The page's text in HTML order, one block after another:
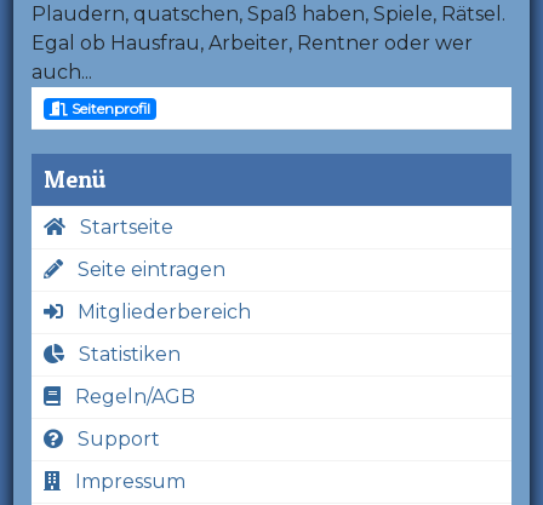
Plaudern, quatschen, Spaß haben, Spiele, Rätsel.
Egal ob Hausfrau, Arbeiter, Rentner oder wer
auch...
Seitenprofil
Menü
Startseite
Seite eintragen
Mitgliederbereich
Statistiken
Regeln/AGB
Support
Impressum